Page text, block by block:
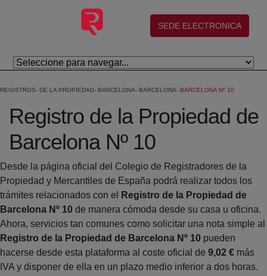
Skip to Main Content
(abre en nueva ventana)
SEDE ELECTRONICA
REGISTROS DE LA PROPIEDAD BARCELONA BARCELONA BARCELONA Nº 10
Registro de la Propiedad de
Barcelona Nº 10
Desde la página oficial del Colegio de Registradores de la
Propiedad y Mercantiles de España podrá realizar todos los
trámites relacionados con el
Registro de la Propiedad de
Barcelona Nº 10 de manera cómoda desde su casa u oficina.
Ahora, servicios tan comunes como solicitar una nota simple al
Registro de la Propiedad de Barcelona Nº 10 pueden
hacerse desde esta plataforma al coste oficial de 9,02 € más
IVA y disponer de ella en un plazo medio inferior a dos horas.